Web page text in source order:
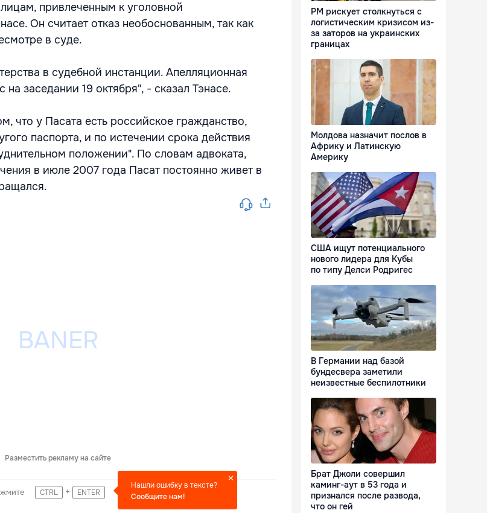
привлеченным к уголовной
Он считает отказ необоснованным, так как
в суде.
в судебной инстанции. Апелляционная
на заседании 19 октября", - сказал Тэнасе.
что у Пасата есть российское гражданство,
паспорта, и по истечении срока действия
положении". По словам адвоката,
в июле 2007 года Пасат постоянно живет в
Разместить рекламу на сайте
CTRL + ENTER
Нашли ошибку в тексте?
Сообщите нам!
РМ рискует столкнуться с
логистическим кризисом из-
за заторов на украинских
границах
Молдова назначит послов в
Африку и Латинскую
Америку
США ищут потенциального
нового лидера для Кубы
по типу Делси Родригес
В Германии над базой
бундесвера заметили
неизвестные беспилотники
Брат Джоли совершил
каминг-аут в 53 года и
признался после развода,
что он гей